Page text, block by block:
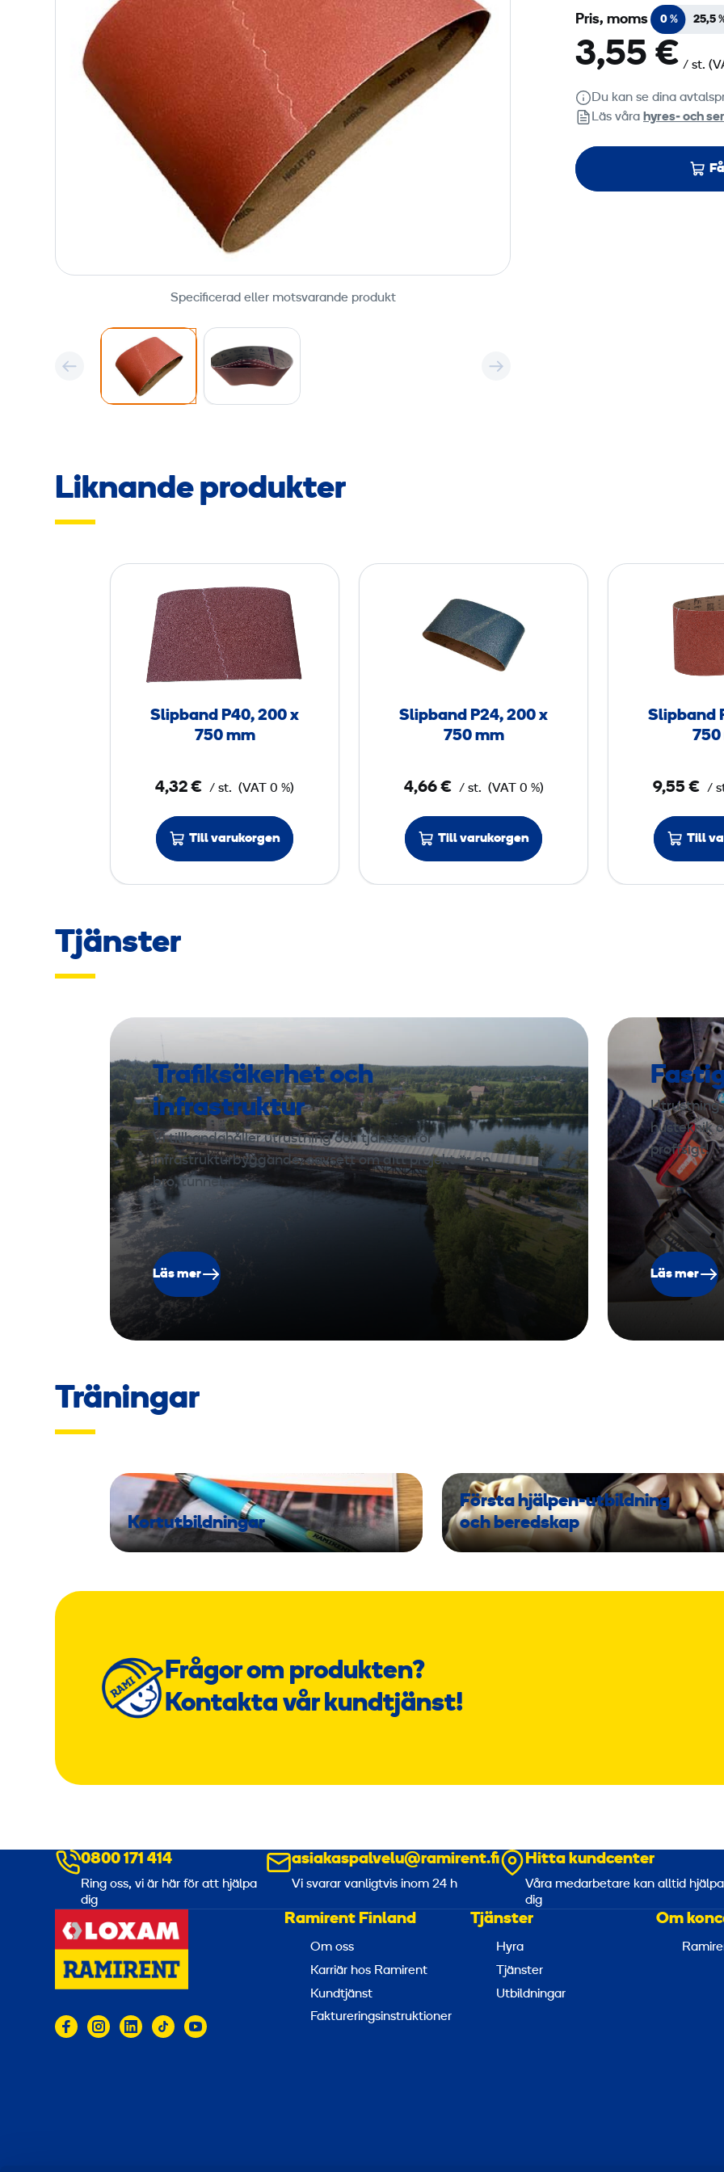
Specificerad eller motsvarande produkt
Pris, moms 0 % 25,5
3,55 € / st.
Du kan se dina
Läs våra hyres‑ och
Liknande produkter
l
i
p
b
a
0
,
2
Slipband P40, 200 x
750 mm
4,32 € / st. (VAT 0 %)
Till varukorgen
i
p
b
4
,
2
Slipband P24, 200 x
750 mm
4,66 € / st. (VAT 0 %)
Till varukorgen
l
i
,
Slipband
750
9,55 € /
Till
Tjänster
Trafiksäkerhet och
infrastruktur
Vi tillhandahåller utrustning och tjänster för
infrastrukturbyggande, oavsett om ditt projekt är en
bro, tunnel,…
Läs mer
Utrustning
husteknik
proffsigt!
Läs mer
Träningar
Kortutbildningar
Första hjälpen-utbildning
och beredskap
Frågor om produkten?
Kontakta vår kundtjänst!
0800 171 414
Ring oss, vi är här för att hjälpa
dig
asiakaspalvelu@ramirent.fi
Vi svarar vanligtvis inom 24 h
Hitta kundcenter
Våra medarbetare kan alltid hjälpa
dig
Ramirent Finland
Om oss
Karriär hos Ramirent
Kundtjänst
Faktureringsinstruktioner
Tjänster
Hyra
Tjänster
Utbildningar
Om